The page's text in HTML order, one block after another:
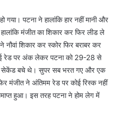
गया। पटना ने हालांकि हार नहीं मानी और
मंजीत का शिकार कर फिर लीड ले
शिकार कर स्कोर फिर बराबर कर
रेड पर अंक लेकर पटना को 29-28 से
सेकेंड बचे थे। सुपर सब भरत गए और एक
मंजीत ने अंतिमम रेड पर कोई रिस्क नहीं
हुआ। इस तरह पटना ने होम लेग में